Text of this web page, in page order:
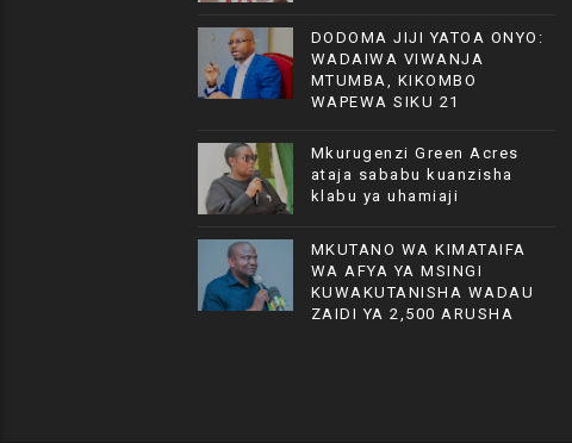
DODOMA JIJI YATOA ONYO:
WADAIWA VIWANJA
MTUMBA, KIKOMBO
WAPEWA SIKU 21
Mkurugenzi Green Acres
ataja sababu kuanzisha
klabu ya uhamiaji
MKUTANO WA KIMATAIFA
WA AFYA YA MSINGI
KUWAKUTANISHA WADAU
ZAIDI YA 2,500 ARUSHA